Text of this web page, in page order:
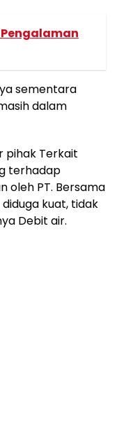
Pengalaman
sementara
dalam
pihak Terkait
terhadap
oleh PT. Bersama
kuat, tidak
Debit air.